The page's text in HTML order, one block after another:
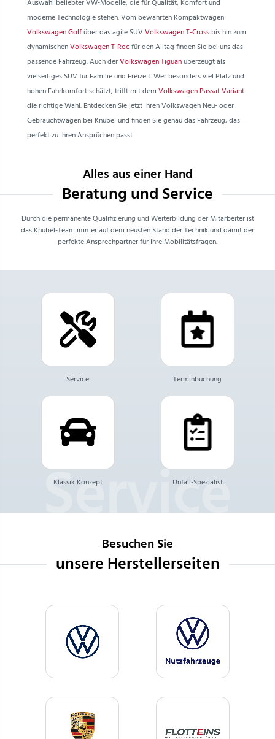
Auswahl beliebter VW-Modelle, die für Qualität, Komfort und
moderne Technologie stehen. Vom bewährten Kompaktwagen
Volkswagen Golfüber das agile SUV Volkswagen T-Cross bis hin zum
dynamischenVolkswagen T-Roc für den Alltag finden Sie bei uns das
passende Fahrzeug. Auch derVolkswagen Tiguanüberzeugt als
vielseitiges SUV für Familie und Freizeit. Wer besonders viel Platz und
hohen Fahrkomfort schätzt, trifft mit dem Volkswagen Passat Variant
die richtige Wahl. Entdecken Sie jetzt Ihren Volkswagen Neu- oder
Gebrauchtwagen bei Knubel und finden Sie genau das Fahrzeug, das
perfekt zu Ihren Ansprüchen passt.
Alles aus einer Hand
Beratung und Service
Durch die permanente Qualifizierung und Weiterbildung der Mitarbeiter ist
das Knubel-Team immer auf dem neusten Stand der Technik und damit der
perfekte Ansprechpartner für Ihre Mobilitätsfragen.
Service Terminbuchung
Klassik Konzept Unfall-Spezialist
Besuchen Sie
unsere Herstellerseiten